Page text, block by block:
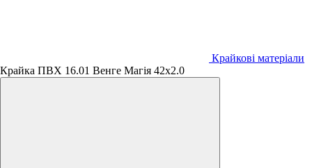
Крайкові матеріали
Крайка ПВХ 16.01 Венге Магія 42х2.0